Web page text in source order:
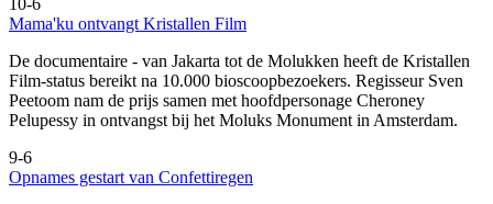
10-6
Mama'ku ontvangt Kristallen Film
De documentaire - van Jakarta tot de Molukken heeft de Kristallen
Film-status bereikt na 10.000 bioscoopbezoekers. Regisseur Sven
Peetoom nam de prijs samen met hoofdpersonage Cheroney
Pelupessy in ontvangst bij het Moluks Monument in Amsterdam.
9-6
Opnames gestart van Confettiregen